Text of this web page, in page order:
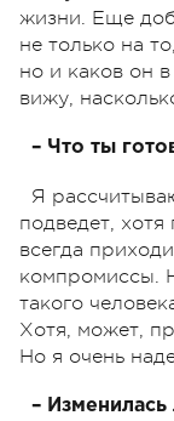
жизни. Еще
не только на
но и каков он
вижу,
– Что ты
Я
подведет,
всегда
компромиссы.
такого
Хотя, может,
Но я очень
–